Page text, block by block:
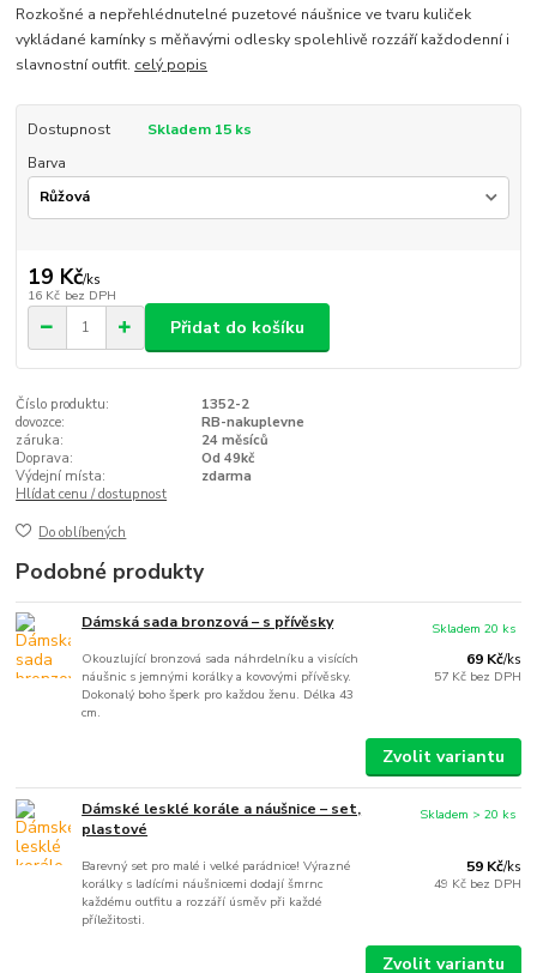
Rozkošné a nepřehlédnutelné puzetové náušnice ve tvaru kuliček
vykládané kamínky s měňavými odlesky spolehlivě rozzáří každodenní i
slavnostní outfit. celý popis
Dostupnost
Skladem 15 ks
Barva
19 Kč/ks
16 Kč bez DPH
Přidat do košíku
Číslo produktu:
1352-2
dovozce:
RB-nakuplevne
záruka:
24 měsíců
Doprava:
Od 49kč
Výdejní místa:
zdarma
Hlídat cenu / dostupnost
Do oblíbených
Podobné produkty
Dámská sada bronzová – s přívěsky
Okouzlující bronzová sada náhrdelníku a visících
náušnic s jemnými korálky a kovovými přívěsky.
Dokonalý boho šperk pro každou ženu. Délka 43
cm.
69 Kč/ks
57 Kč bez DPH
Skladem 20 ks
Zvolit variantu
Dámské lesklé korále a náušnice – set,
plastové
Barevný set pro malé i velké parádnice! Výrazné
korálky s ladícími náušnicemi dodají šmrnc
každému outfitu a rozzáří úsměv při každé
příležitosti.
59 Kč/ks
49 Kč bez DPH
Skladem > 20 ks
Zvolit variantu